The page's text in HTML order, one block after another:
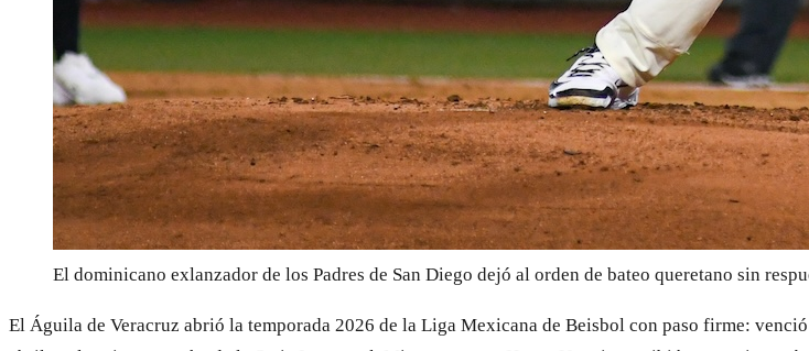
El dominicano exlanzador de los Padres de San Diego dejó al orden de bateo queretano sin
El Águila de Veracruz abrió la temporada 2026 de la Liga Mexicana de Beisbol con paso firme: